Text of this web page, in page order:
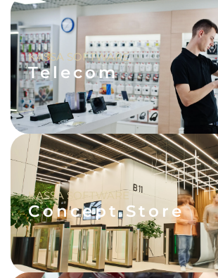
KASSA SOFTWARE
Telecom
KASSA SOFTWARE
Concept Store